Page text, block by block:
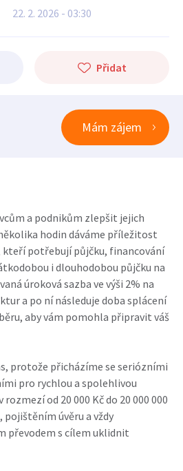
22. 2. 2026 - 03:30
Přidat
Mám zájem
a podnikům zlepšit jejich
hodin dáváme příležitost
kteří potřebují půjčku, financování
i dlouhodobou půjčku na
úroková sazba ve výši 2% na
a po ní následuje doba splácení
aby vám pomohla připravit váš
protože přicházíme se seriózními
pro rychlou a spolehlivou
od 20 000 Kč do 20 000 000
pojištěním úvěru a vždy
převodem s cílem uklidnit